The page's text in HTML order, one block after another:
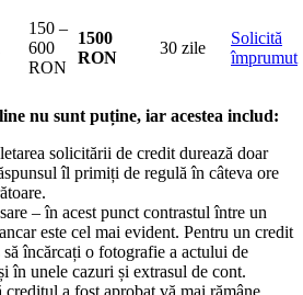
150 –
600
RON
1500
RON
30 zile
Solicită
împrumut
nu sunt puține, iar acestea includ:
solicitării de credit durează doar
îl primiți de regulă în câteva ore
– în acest punct contrastul între un
este cel mai evident. Pentru un credit
să încărcați o fotografie a actului de
în unele cazuri și extrasul de cont.